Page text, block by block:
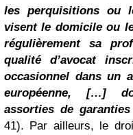
les perquisitions ou
visent le domicile ou
régulièrement sa
qualité d’avocat
occasionnel dans un
européenne, […]
assorties de
41). Par ailleurs, le